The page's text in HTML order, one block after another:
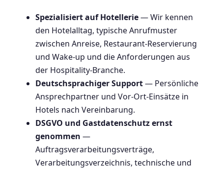
Spezialisiert auf Hotellerie— Wir kennen
den Hotelalltag, typische Anrufmuster
zwischen Anreise, Restaurant-Reservierung
und Wake-up und die Anforderungen aus
der Hospitality-Branche.
Deutschsprachiger Support— Persönliche
Ansprechpartner und Vor-Ort-Einsätze in
Hotels nach Vereinbarung.
DSGVO und Gastdatenschutz ernst
genommen —
Auftragsverarbeitungsverträge,
Verarbeitungsverzeichnis, technische und